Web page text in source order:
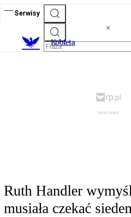
Serwisy
Kobieta
Ruth Handler
musiała czekać